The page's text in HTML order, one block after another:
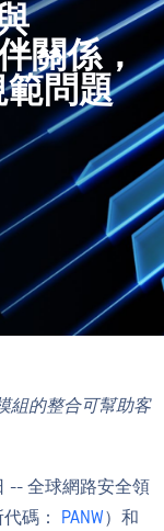
關係，
問題
組的整合可幫助客
-- 全球網路安全領
碼：
PANW）和